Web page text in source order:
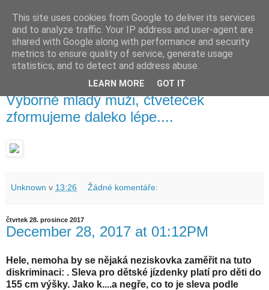
waldhans.cz
Kavárenský outdoor a alkoholizmus
Výborně mladý muži, čtveteček
zformujeme daleko lépe....
Unknown v 13:26 Žádné komentáře:
čtvrtek 28. prosince 2017
December 28, 2017 at 01:12PM
Hele, nemoha by se nějaká neziskovka zaměřit na tuto
diskriminaci: . Sleva pro dětské jízdenky platí pro děti do
155 cm výšky. Jako k....a negře, co to je sleva podle
This site uses cookies from Google to deliver its services
and to analyze traffic. Your IP address and user-agent are
shared with Google along with performance and security
metrics to ensure quality of service, generate usage
statistics, and to detect and address abuse.
LEARN MORE GOT IT